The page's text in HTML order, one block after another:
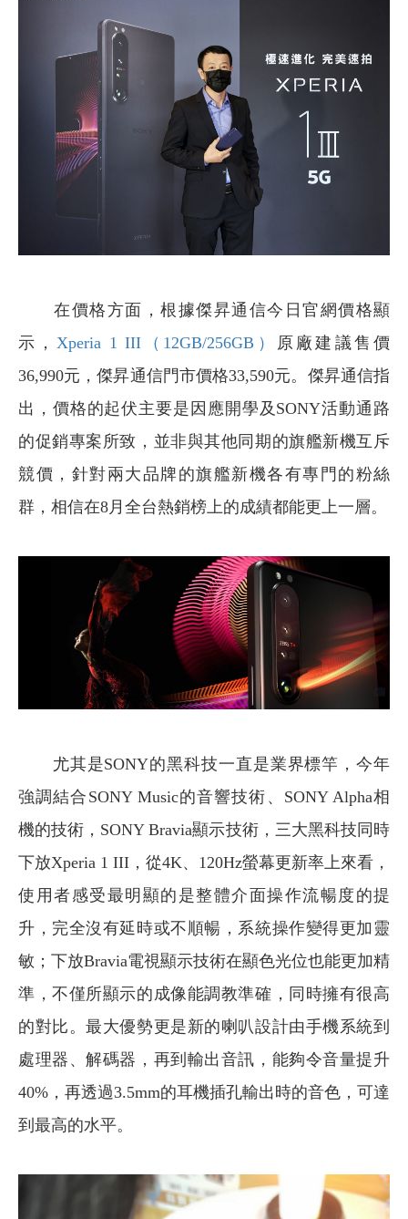
在價格方面，根據傑昇通信今日官網價格顯
示， Xperia 1 III（12GB/256GB）
原廠建議售價
36,990元，傑昇通信門市價格33,590元。傑昇通信指
出，價格的起伏主要是因應開學及SONY活動通路
的促銷專案所致，並非與其他同期的旗艦新機互斥
競價，針對兩大品牌的旗艦新機各有專門的粉絲
群，相信在8月全台熱銷榜上的成績都能更上一層。
尤其是SONY的黑科技一直是業界標竿，今年
強調結合SONY Music的音響技術、SONY Alpha相
機的技術，SONY Bravia顯示技術，三大黑科技同時
下放Xperia 1 III，從4K、120Hz螢幕更新率上來看，
使用者感受最明顯的是整體介面操作流暢度的提
升，完全沒有延時或不順暢，系統操作變得更加靈
敏；下放Bravia電視顯示技術在顯色光位也能更加精
準，不僅所顯示的成像能調教準確，同時擁有很高
的對比。最大優勢更是新的喇叭設計由手機系統到
處理器、解碼器，再到輸出音訊，能夠令音量提升
40%，再透過3.5mm的耳機插孔輸出時的音色，可達
到最高的水平。